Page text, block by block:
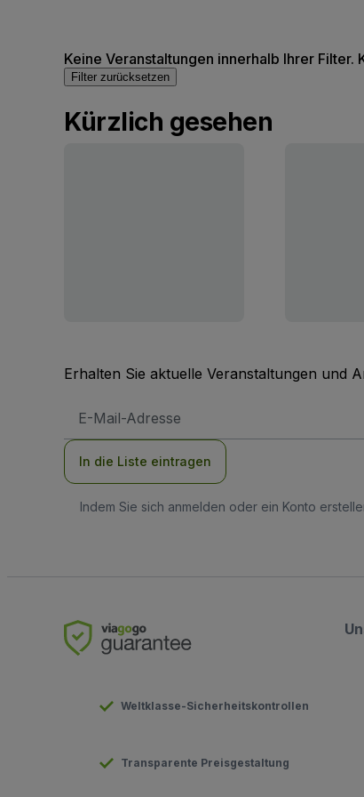
Keine Veranstaltungen innerhalb Ihrer Filter.
Filter zurücksetzen
Kürzlich gesehen
Erhalten Sie aktuelle Veranstaltungen und
Mail-
In die Liste eintragen
Indem Sie sich anmelden oder ein Konto
Weltklasse-Sicherheitskontrollen
Transparente Preisgestaltung